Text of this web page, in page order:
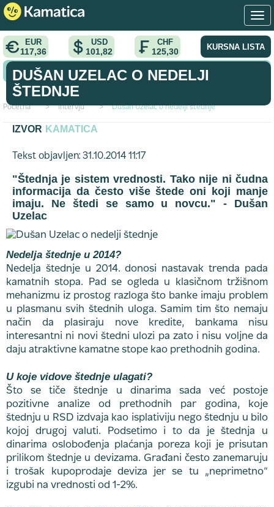
EUR
117,36
USD
101,82
CHF
125,30 KURSNA LISTA
KONVERTOR VALUTA
Početna > intervju > Dušan Uzelac o nedelji štednje
DUŠAN UZELAC O NEDELJI
ŠTEDNJE
IZVOR KAMATICA
Tekst objavljen: 31.10.2014 11:17
"Štednja je sistem vrednosti. Tako nije ni čudna
informacija da često više štede oni koji manje
imaju. Ne štedi se samo u novcu." - Dušan
Uzelac
Nedelja štednje u 2014?
Nedelja štednje u 2014. donosi nastavak trenda pada
kamatnih stopa. Pad se ogleda u klasičnom tržišnom
mehanizmu iz prostog razloga što banke imaju problem
u plasmanu svih štednih uloga. Samim tim što nemaju
način da plasiraju nove kredite, bankama nisu
interesantni ni novi štedni ulozi pa zato i nisu voljne da
daju atraktivne kamatne stope kao prethodnih godina.
U koje vidove štednje ulagati?
Što se tiče štednje u dinarima sada već postoje
pozitivne analize od prethodnih par godina, koje
štednju u RSD izdvaja kao isplativiju nego štednju u bilo
kojoj drugoj valuti. Podsetimo i to da je štednja u
dinarima oslobođenja plaćanja poreza koji je prisutan
prilikom štednje u devizama. Građani često zanemaruju
i trošak kupoprodaje deviza jer se tu „neprimetno“
izgubi na vrednosti od 1-2%.